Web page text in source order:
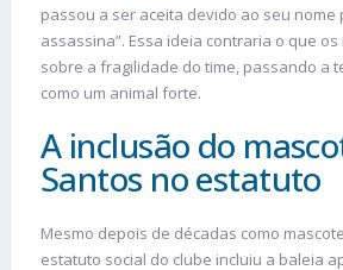
passou a ser aceita devido ao seu nome
assassina”. Essa ideia contraria o que
sobre a fragilidade do time, passando a
como um animal forte.
A inclusão do
Santos no estatuto
Mesmo depois de décadas como
estatuto social do clube incluiu a baleia